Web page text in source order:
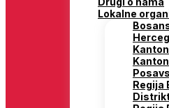
Lokalne
Kanton
Regija